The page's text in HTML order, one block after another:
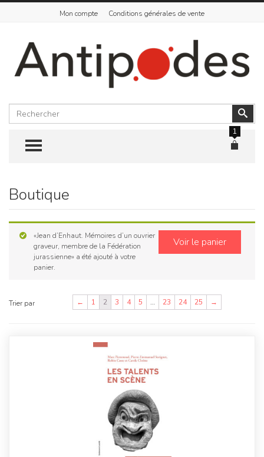
Mon compte Conditions générales de vente
Rechercher
TOGGLE MENU
1
Skip
content
Boutique
Voir le panier
«Jean d’Enhaut. Mémoires d’un ouvrier
graveur, membre de la Fédération
jurassienne» a été ajouté à votre
panier.
Trier par ← 1 2 3 4 5 … 23 24 25 →